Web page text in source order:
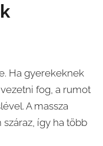
Ha gyerekeknek
fog, a rumot
A massza
így ha több